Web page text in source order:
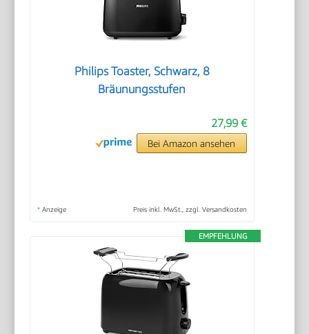
Philips Toaster, Schwarz, 8
Bräunungsstufen
27,99 €
Bei Amazon ansehen
* Anzeige Preis inkl. MwSt., zzgl. Versandkosten
EMPFEHLUNG